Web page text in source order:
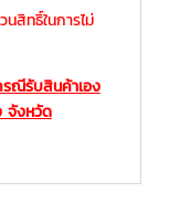
สิทธิ์ในการไม่
ณีรับสินค้าเอง
จังหวัด